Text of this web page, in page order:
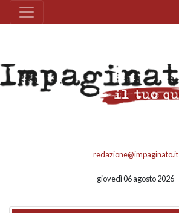
redazione@impaginato.it
giovedì 06 agosto 2026